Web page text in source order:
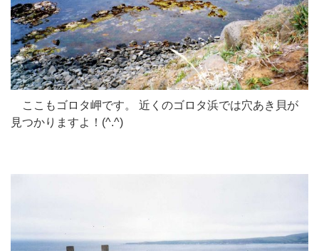
ここもゴロタ岬です。 近くのゴロタ浜では穴あき貝が
見つかりますよ！(^.^)